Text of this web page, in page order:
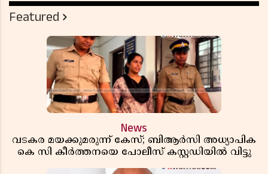
Featured
News
വടകര മയക്കുമരുന്ന് കേസ്; ബിആർസി അധ്യാപിക
കെ സി കീർത്തനയെ പോലീസ് കസ്റ്റഡിയിൽ വിട്ടു